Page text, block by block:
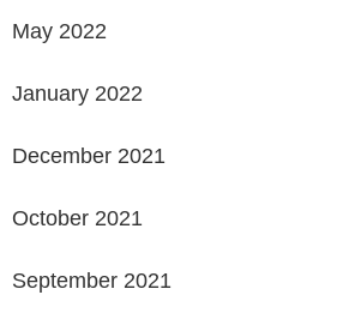
May 2022
January 2022
December 2021
October 2021
September 2021